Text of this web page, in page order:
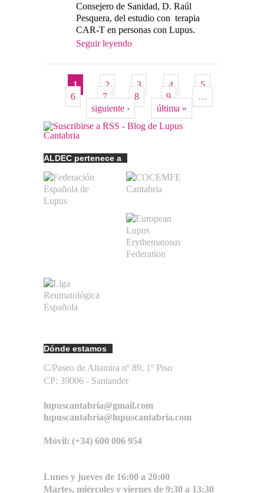
Consejero de Sanidad, D. Raúl
Pesquera, del estudio con terapia
CAR-T en personas con Lupus.
Seguir leyendo
Páginas
1 2 3 4
5
6
7 8 9
…
siguiente ›
última »
ALDEC pertenece a
Dónde estamos
C/Paseo de Altamira nº 89, 1º Piso
CP: 39006 - Santander
lupuscantabria@gmail.com
lupuscantabria@lupuscantabria.com
Móvil: (+34) 600 006 954
Lunes y jueves de 16:00 a 20:00
Martes, miércoles y viernes de 9:30 a 13:30